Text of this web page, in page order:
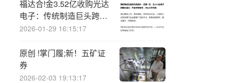
福达合!金3.52亿收购光达
电子：传统制造巨头跨界
光伏银浆的资本突围
2026-01-29 16:15:17
原创 !掌门履;新！五矿证
券
2026-02-03 19:13:17